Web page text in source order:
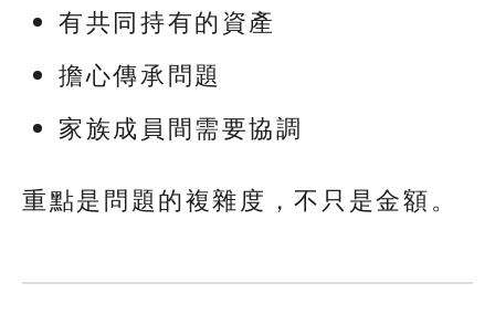
有共同持有的資產
擔心傳承問題
家族成員間需要協調
重點是問題的複雜度，不只是金額。